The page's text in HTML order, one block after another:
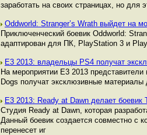
заработать на своих страницах, но для
Oddworld: Stranger’s Wrath выйдет на
Приключенческий боевик Oddworld:
адаптирован для ПК, PlayStation 3 и
Е3 2013: владельцы PS4 получат
На мероприятии Е3 2013
Dogs получат эксклюзивные
Е3 2013: Ready at Dawn делает боевик
Студия Ready at Dawn, которая
Данный боевик создается совместно с
перенесет иг